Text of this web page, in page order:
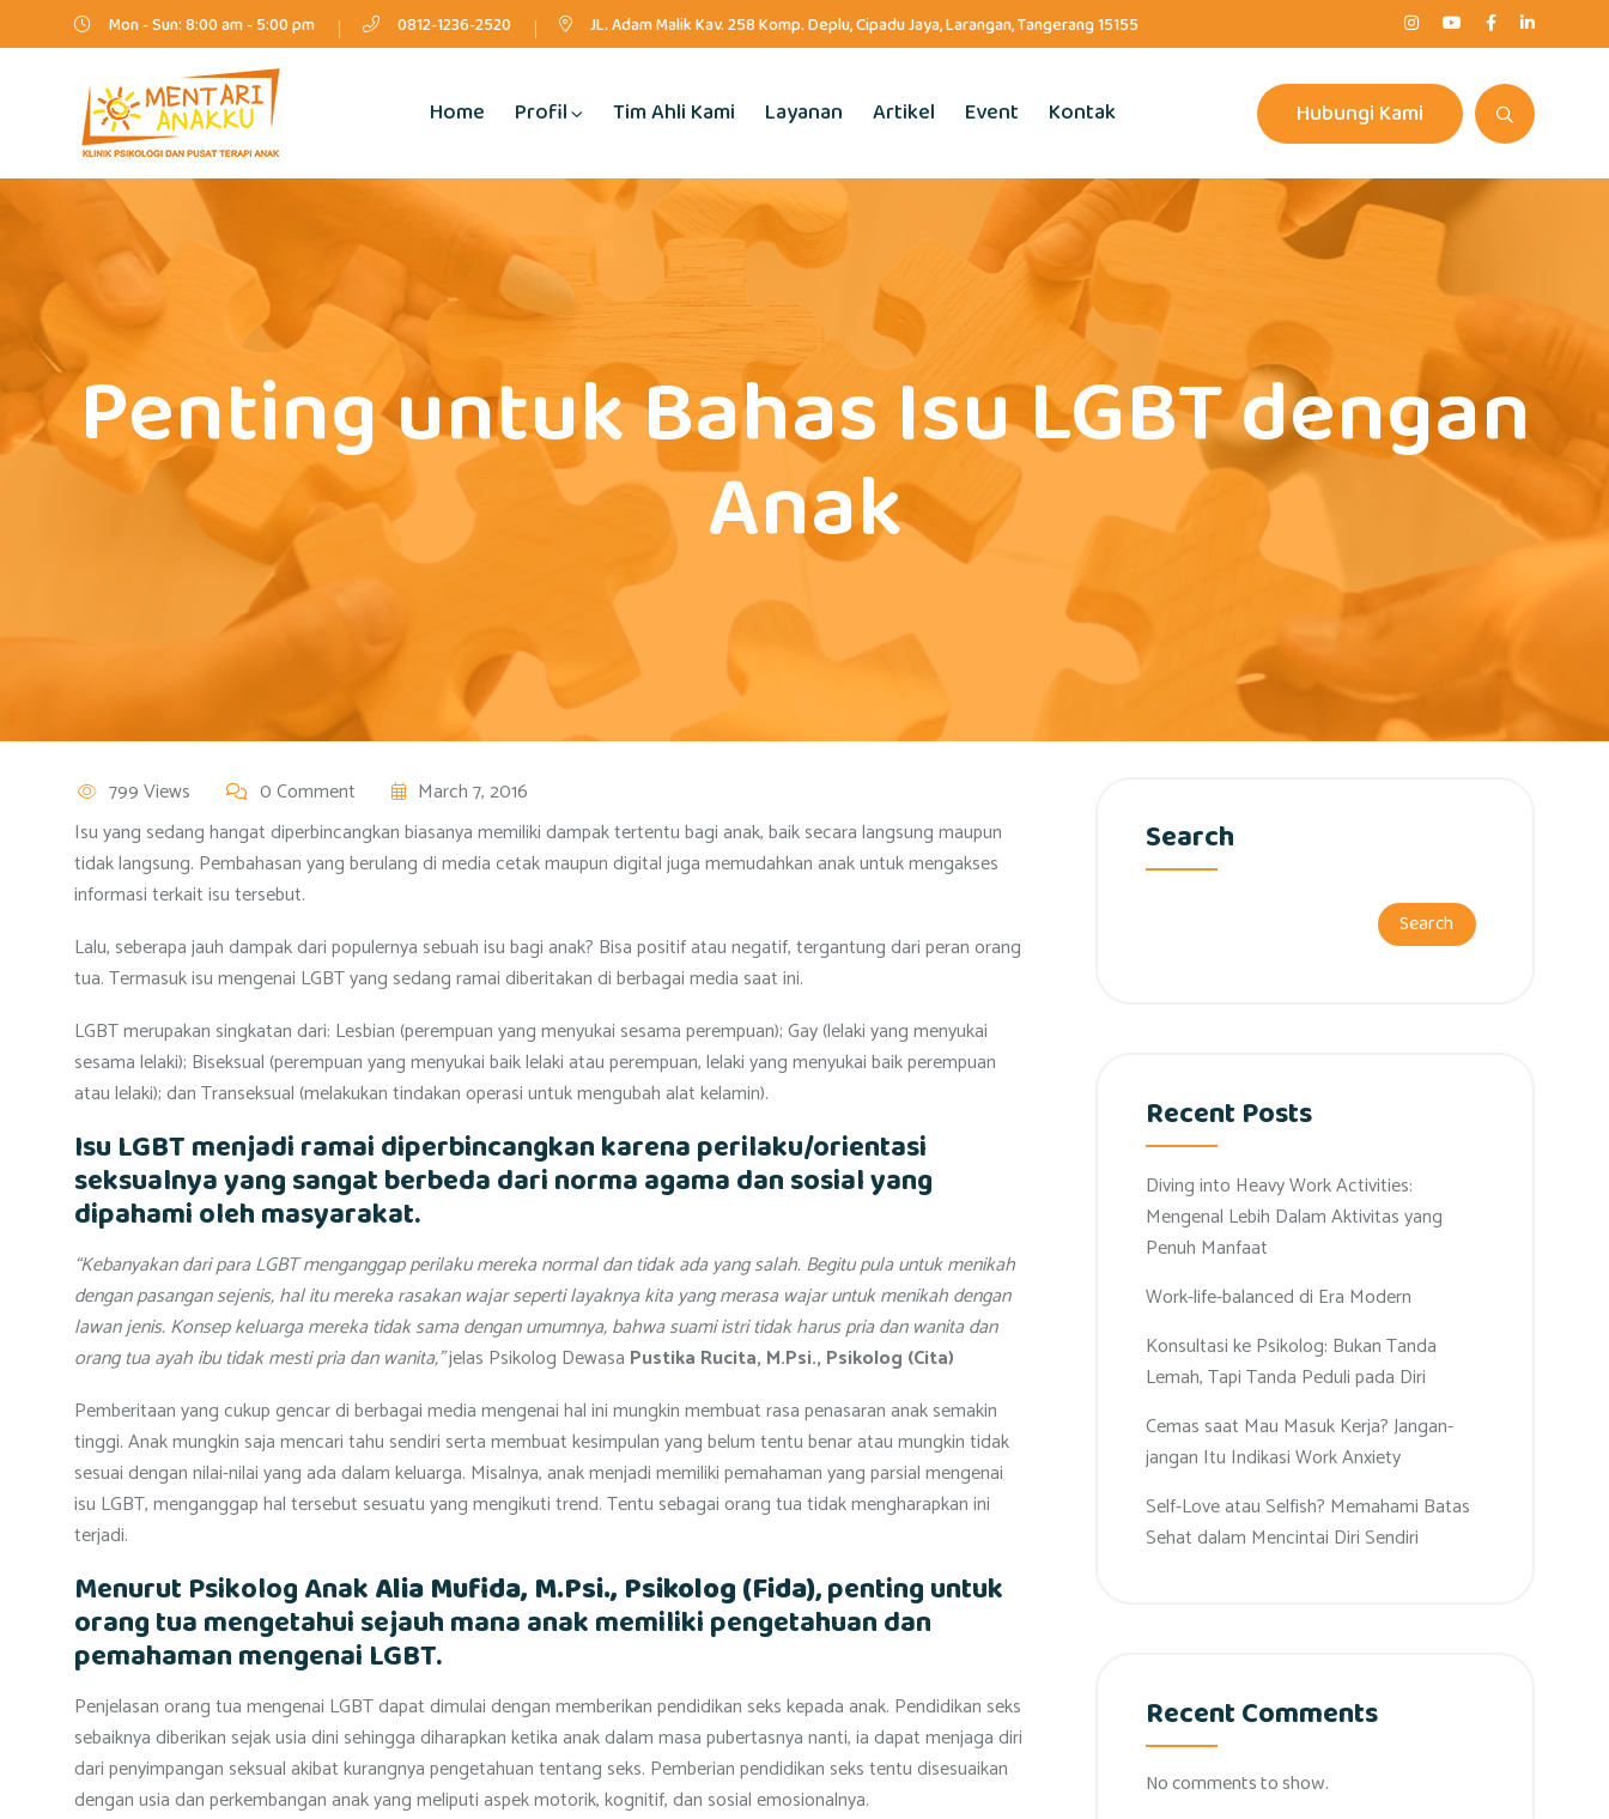
Mon - Sun: 8:00 am - 5:00 pm 0812-1236-2520 JL. Adam Malik Kav. 258 Komp. Deplu, Cipadu Jaya, Larangan, Tangerang 15155
Home Profil Tim Ahli Kami Layanan Artikel Event Kontak Hubungi Kami
Penting untuk Bahas Isu LGBT dengan
Anak
799 Views 0 Comment
March 7, 2016
Isu yang sedang hangat diperbincangkan biasanya memiliki dampak tertentu bagi anak, baik secara langsung maupun
tidak langsung. Pembahasan yang berulang di media cetak maupun digital juga memudahkan anak untuk mengakses
informasi terkait isu tersebut.
Lalu, seberapa jauh dampak dari populernya sebuah isu bagi anak? Bisa positif atau negatif, tergantung dari peran orang
tua. Termasuk isu mengenai LGBT yang sedang ramai diberitakan di berbagai media saat ini.
LGBT merupakan singkatan dari: Lesbian (perempuan yang menyukai sesama perempuan); Gay (lelaki yang menyukai
sesama lelaki); Biseksual (perempuan yang menyukai baik lelaki atau perempuan, lelaki yang menyukai baik perempuan
atau lelaki); dan Transeksual (melakukan tindakan operasi untuk mengubah alat kelamin).
Isu LGBT menjadi ramai diperbincangkan karena perilaku/orientasi
seksualnya yang sangat berbeda dari norma agama dan sosial yang
dipahami oleh masyarakat.
“Kebanyakan dari para LGBT menganggap perilaku mereka normal dan tidak ada yang salah. Begitu pula untuk menikah
dengan pasangan sejenis, hal itu mereka rasakan wajar seperti layaknya kita yang merasa wajar untuk menikah dengan
lawan jenis. Konsep keluarga mereka tidak sama dengan umumnya, bahwa suami istri tidak harus pria dan wanita dan
orang tua ayah ibu tidak mesti pria dan wanita,”jelas Psikolog Dewasa Pustika Rucita, M.Psi., Psikolog (Cita)
Pemberitaan yang cukup gencar di berbagai media mengenai hal ini mungkin membuat rasa penasaran anak semakin
tinggi. Anak mungkin saja mencari tahu sendiri serta membuat kesimpulan yang belum tentu benar atau mungkin tidak
sesuai dengan nilai-nilai yang ada dalam keluarga. Misalnya, anak menjadi memiliki pemahaman yang parsial mengenai
isu LGBT, menganggap hal tersebut sesuatu yang mengikuti trend. Tentu sebagai orang tua tidak mengharapkan ini
terjadi.
Menurut Psikolog AnakAlia Mufida, M.Psi., Psikolog (Fida), penting untuk
orang tua mengetahui sejauh mana anak memiliki pengetahuan dan
pemahaman mengenai LGBT.
Penjelasan orang tua mengenai LGBT dapat dimulai dengan memberikan pendidikan seks kepada anak. Pendidikan seks
sebaiknya diberikan sejak usia dini sehingga diharapkan ketika anak dalam masa pubertasnya nanti, ia dapat menjaga diri
dari penyimpangan seksual akibat kurangnya pengetahuan tentang seks. Pemberian pendidikan seks tentu disesuaikan
dengan usia dan perkembangan anak yang meliputi aspek motorik, kognitif, dan sosial emosionalnya.
Search
Search
Recent Posts
Diving into Heavy Work Activities:
Mengenal Lebih Dalam Aktivitas yang
Penuh Manfaat
Work-life-balanced di Era Modern
Konsultasi ke Psikolog: Bukan Tanda
Lemah, Tapi Tanda Peduli pada Diri
Cemas saat Mau Masuk Kerja? Jangan-
jangan Itu Indikasi Work Anxiety
Self-Love atau Selfish? Memahami Batas
Sehat dalam Mencintai Diri Sendiri
Recent Comments
No comments to show.